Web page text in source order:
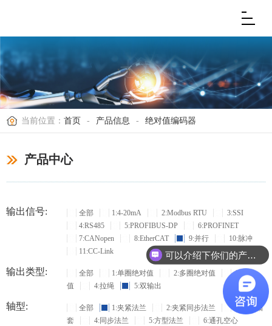
当前位置： 首页 - 产品信息 - 绝对值编码器
产品中心
输出信号: 全部 1:4-20mA 2:Modbus RTU
3:SSI
4:RS485
5:PROFIBUS-DP
6:PROFINET
7:CANopen
8:EtherCAT 9:并行
10:脉冲
11:CC-Link
输出类型: 全部 1:单圈绝对值 2:多圈绝对值
3:增量
值
4:拉绳 5:双输出
轴型: 全部 1:夹紧法兰 2:夹紧同步法兰
3:盲孔轴
套
4:同步法兰 5:方型法兰 6:通孔空心
可以介绍下你们的产品么？